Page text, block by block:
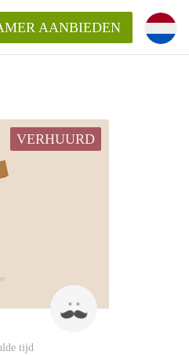
in
wat
AANBIEDEN
VERHUURD
tijd